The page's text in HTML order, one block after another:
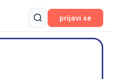
prijavi se